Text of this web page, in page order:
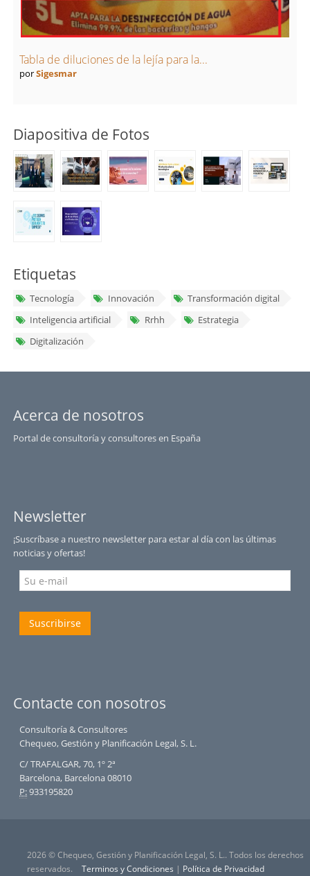
Tabla de diluciones de la lejía para la...
porSigesmar
Diapositiva de Fotos
Etiquetas
Tecnología Innovación
Transformación digital
Inteligencia artificial
Rrhh
Estrategia
Digitalización
Acerca de nosotros
Portal de consultoría y consultores en España
Newsletter
¡Suscríbase a nuestro newsletter para estar al día con las últimas
noticias y ofertas!
Suscribirse
Contacte con nosotros
Consultoría & Consultores
Chequeo, Gestión y Planificación Legal, S. L.
C/ TRAFALGAR, 70, 1º 2ª
Barcelona, Barcelona 08010
P:933195820
2026 © Chequeo, Gestión y Planificación Legal, S. L.. Todos los derechos
reservados.
Terminos y Condiciones | Política de Privacidad